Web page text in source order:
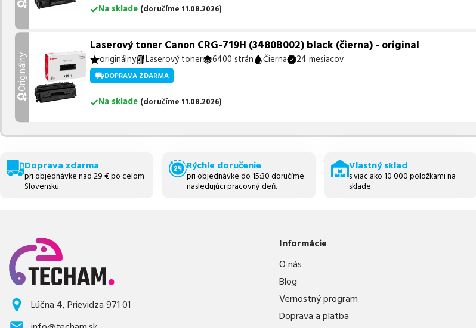
Na sklade (doručíme 11.08.2026)
Originálny
Laserový toner Canon CRG-719H (3480B002) black (čierna) - original
originálny Laserový toner 6400 strán Čierna 24 mesiacov
DOPRAVA ZDARMA
Na sklade (doručíme 11.08.2026)
Doprava zdarma
pri objednávke nad 29 € po celom
Slovensku.
Rýchle doručenie
pri objednávke do 15:30 doručíme
nasledujúci pracovný deň.
Vlastný sklad
s viac ako 10 000 položkami na
sklade.
Lúčna 4, Prievidza 971 01
Informácie
O nás
Blog
Vernostný program
Doprava a platba